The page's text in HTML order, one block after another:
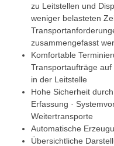
zu Leitstellen und
weniger belasteten
zusammengefasst
Komfortable
Transportaufträge auf
in der Leitstelle
Hohe Sicherheit
Erfassung ·
Weitertransporte
Automatische
Übersichtliche